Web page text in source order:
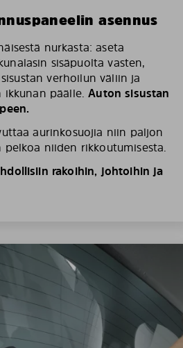
asennus
nurkasta: aseta
sisäpuolta vasten,
verhoilun väliin ja
ikkunan päälle.Auton sisustan
aurinkosuojia niin paljon
niiden rikkoutumisesta.
rakoihin, johtoihin ja